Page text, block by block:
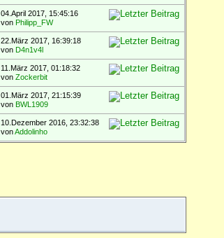
04.April 2017, 15:45:16
von Philipp_FW
22.März 2017, 16:39:18
von D4n1v4l
11.März 2017, 01:18:32
vonZockerbit
01.März 2017, 21:15:39
von BWL1909
10.Dezember 2016, 23:32:38
vonAddolinho